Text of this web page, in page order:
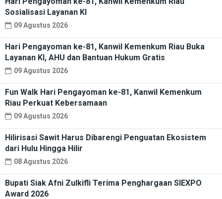
Sosialisasi Layanan KI
09 Agustus 2026
Hari Pengayoman ke-81, Kanwil Kemenkum Riau Buka
Layanan KI, AHU dan Bantuan Hukum Gratis
09 Agustus 2026
Fun Walk Hari Pengayoman ke-81, Kanwil Kemenkum
Riau Perkuat Kebersamaan
09 Agustus 2026
Hilirisasi Sawit Harus Dibarengi Penguatan Ekosistem
dari Hulu Hingga Hilir
08 Agustus 2026
Bupati Siak Afni Zulkifli Terima Penghargaan SIEXPO
Award 2026